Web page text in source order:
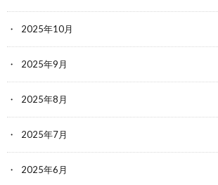
2025年10月
2025年9月
2025年8月
2025年7月
2025年6月